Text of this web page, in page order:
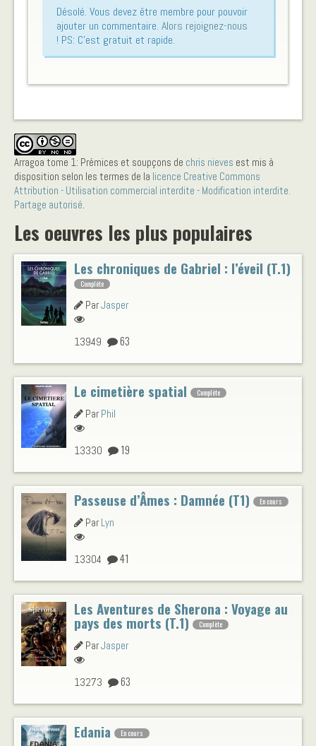
Désolé. Vous devez être membre pour pouvoir
ajouter un commentaire. Alors rejoignez-nous
! PS: C'est gratuit et rapide.
Arragoa tome 1: Prémices et soupçons de chris nieves est mis à
disposition selon les termes de la licence Creative Commons
Attribution - Utilisation commercial interdite - Modification interdite.
Partage autorisé
Les oeuvres les plus populaires
Les chroniques de Gabriel : l’éveil (T.1)
Complète
ParJasper
13949 63
Le cimetière spatial Complète
ParPhil
13330 19
Passeuse d’Âmes : Damnée (T1) En cours
ParLyn
13304 41
Les Aventures de Sherona : Voyage au
pays des morts (T.1) Complète
ParJasper
13273 63
Edania En cours